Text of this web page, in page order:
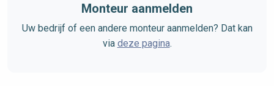
Monteur aanmelden
Uw bedrijf of een andere monteur aanmelden? Dat kan
via deze pagina.